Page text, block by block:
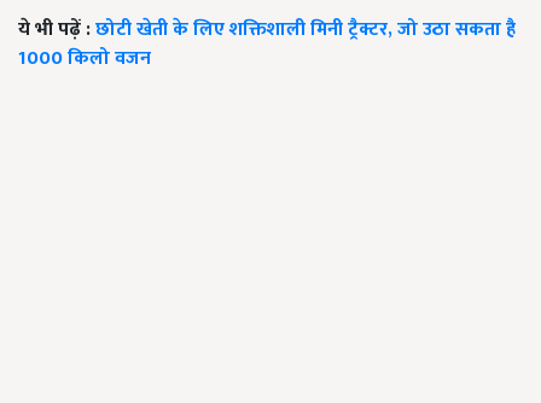
ये भी पढ़ें :छोटी खेती के लिए शक्तिशाली मिनी ट्रैक्टर, जो उठा सकता है
1000 किलो वजन